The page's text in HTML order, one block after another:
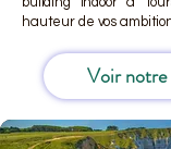
hauteur de vos
Voir notre